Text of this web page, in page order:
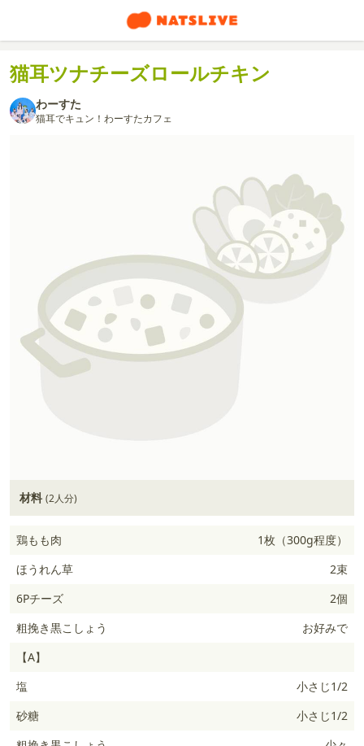
猫耳ツナチーズロールチキン
わーすた
猫耳でキュン！わーすたカフェ
材料 (2人分)
鶏もも肉
1枚（300g程度）
ほうれん草
2束
6Pチーズ
2個
粗挽き黒こしょう
お好みで
【A】
塩
小さじ1/2
砂糖
小さじ1/2